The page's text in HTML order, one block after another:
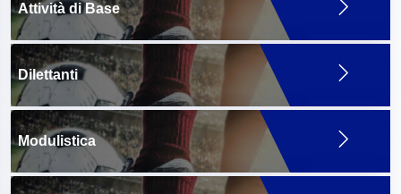
Attività di Base
Dilettanti
Modulistica